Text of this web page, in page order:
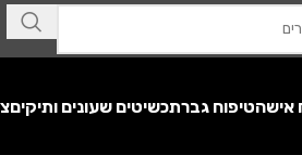
אישהטיפוח גברתכשיטים שעונים ותיקים